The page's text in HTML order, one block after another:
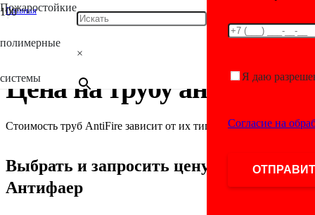
Пожаростойкие
полимерные
системы
×
Я даю
Согласие на
Главная
/
/
Цена на трубу антифаер
Цена на трубу антифаер
Стоимость труб AntiFire зависит от их типа и диаметра.
Выбрать и запросить цену на трубу
Антифаер